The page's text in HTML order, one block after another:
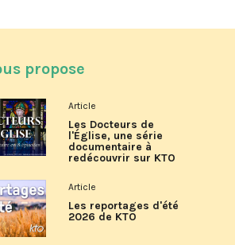
propose
Article
Les Docteurs de
l'Église, une série
documentaire à
redécouvrir sur KTO
Article
Les reportages d'été
2026 de KTO